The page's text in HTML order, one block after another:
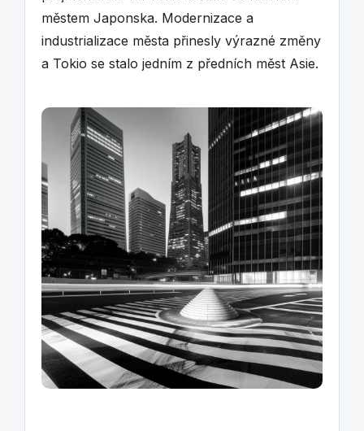
městem Japonska. Modernizace a
industrializace města přinesly výrazné změny
a Tokio se stalo jedním z předních měst Asie.